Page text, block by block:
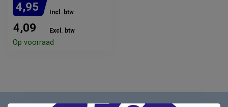
4,95 Incl. btw
4,09 Excl. btw
Op voorraad